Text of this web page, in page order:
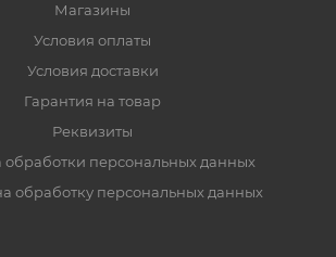
Магазины
Условия оплаты
Условия доставки
Гарантия на товар
Реквизиты
обработки персональных данных
обработку персональных данных